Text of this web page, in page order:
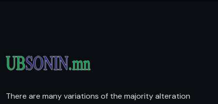
There are many variations of the majority alteration